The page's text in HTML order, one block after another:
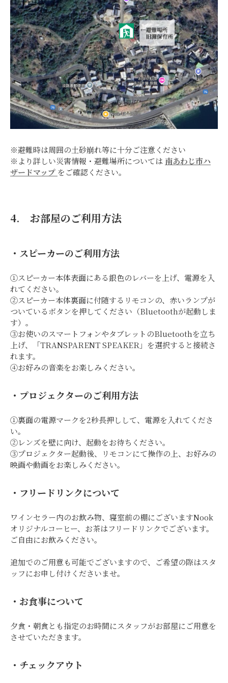
※避難時は周囲の土砂崩れ等に十分ご注意ください
※より詳しい災害情報・避難場所については 南あわじ市ハ
ザードマップ をご確認ください。
4. お部屋のご利用方法
・スピーカーのご利用方法
①スピーカー本体表面にある銀色のレバーを上げ、電源を入
れてください。
②スピーカー本体裏面に付随するリモコンの、赤いランプが
ついているボタンを押してください（Bluetoothが起動しま
す）。
③お使いのスマートフォンやタブレットのBluetoothを立ち
上げ、「TRANSPARENT SPEAKER」を選択すると接続さ
れます。
④お好みの音楽をお楽しみください。
・プロジェクターのご利用方法
①裏面の電源マークを2秒長押しして、電源を入れてくださ
い。
②レンズを壁に向け、起動をお待ちください。
③プロジェクター起動後、リモコンにて操作の上、お好みの
映画や動画をお楽しみください。
・フリードリンクについて
ワインセラー内のお飲み物、寝室前の棚にございますNook
オリジナルコーヒー、お茶はフリードリンクでございます。
ご自由にお飲みください。
追加でのご用意も可能でございますので、ご希望の際はスタ
ッフにお申し付けくださいませ。
・お食事について
夕食・朝食とも指定のお時間にスタッフがお部屋にご用意を
させていただきます。
・チェックアウト